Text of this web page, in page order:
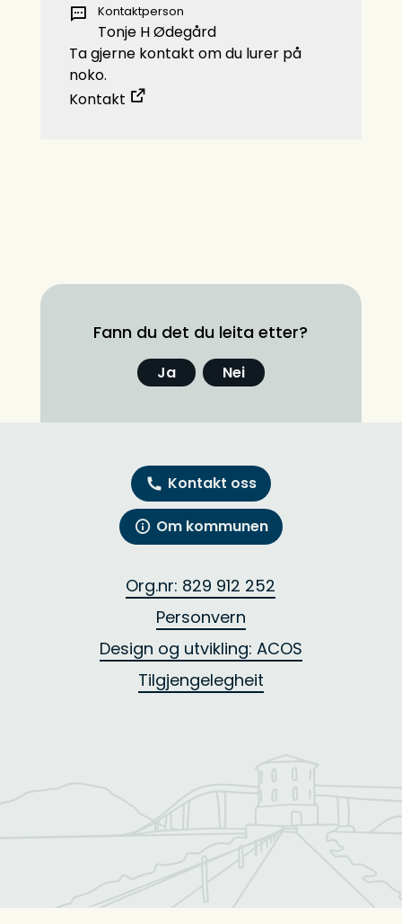
Kontaktperson
Tonje H Ødegård
Ta gjerne kontakt om du lurer på
noko.
Kontakt
Fann du det du leita etter?
Ja Nei
Kontakt oss
Om kommunen
Org.nr: 829 912 252
Personvern
Design og utvikling: ACOS
Tilgjengelegheit